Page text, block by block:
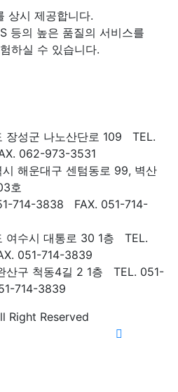
상시 제공합니다.
등의 높은 품질의 서비스를
하실 수 있습니다.
장성군 나노산단로 109 TEL.
062-973-3531
해운대구 센텀동로 99, 벽산
호
3838 FAX. 051-714-
여수시 대통로 30 1층 TEL.
051-714-3839
산구 척동4길 2 1층 TEL. 051-
714-3839
Right Reserved